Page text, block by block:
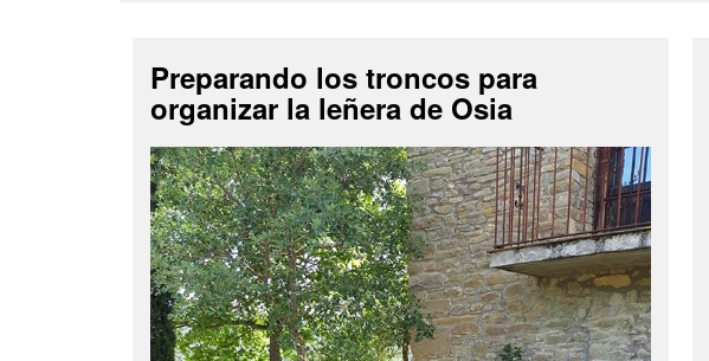
Preparando los troncos para
organizar la leñera de Osia